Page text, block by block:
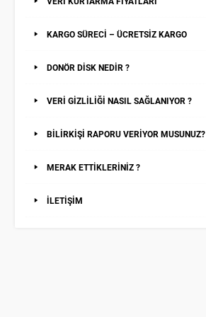
KARGO SÜRECİ – ÜCRETSİZ KARGO
DONÖR DİSK NEDİR ?
VERİ GİZLİLİĞİ NASIL SAĞLANIYOR ?
BİLİRKİŞİ RAPORU VERİYOR MUSUNUZ?
MERAK ETTİKLERİNİZ ?
İLETİŞİM